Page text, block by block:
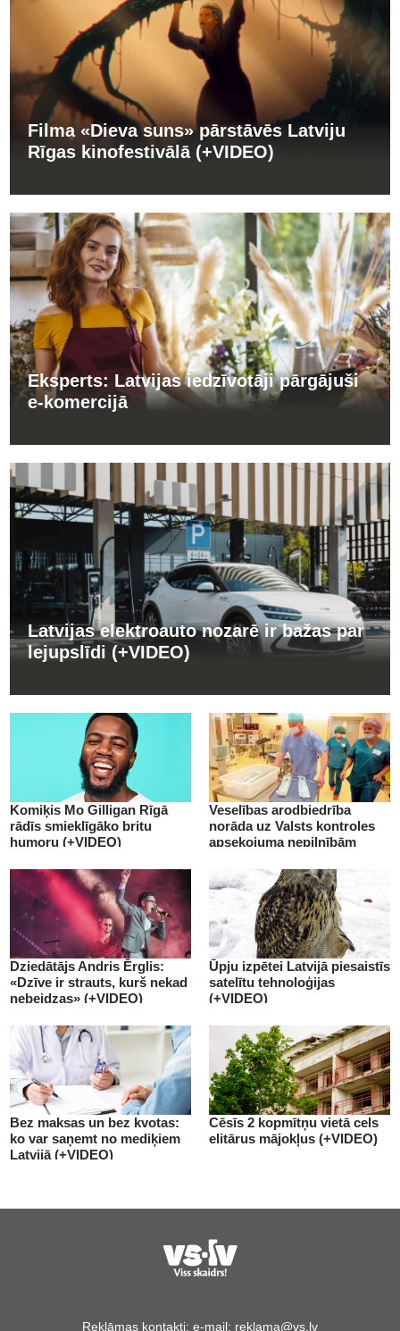
Filma «Dieva suns» pārstāvēs Latviju
Rīgas kinofestivālā (+VIDEO)
Eksperts: Latvijas iedzīvotāji pārgājuši
e-komercijā
Latvijas elektroauto nozarē ir bažas par
lejupslīdi (+VIDEO)
Komiķis Mo Gilligan Rīgā
rādīs smieklīgāko britu
humoru (+VIDEO)
Veselības arodbiedrība
norāda uz Valsts kontroles
apsekojuma nepilnībām
Dziedātājs Andris Ērglis:
«Dzīve ir strauts, kurš nekad
nebeidzas» (+VIDEO)
Ūpju izpētei Latvijā piesaistīs
satelītu tehnoloģijas
(+VIDEO)
Bez maksas un bez kvotas:
ko var saņemt no mediķiem
Latvijā (+VIDEO)
Cēsīs 2 kopmītņu vietā cels
elitārus mājokļus (+VIDEO)
Reklāmas kontakti: e-mail: reklama@vs.lv